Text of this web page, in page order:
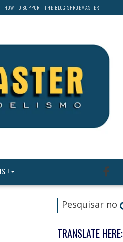
HOW TO SUPPORT THE BLOG SPRUEMASTER
!
TRANSLATE HERE: